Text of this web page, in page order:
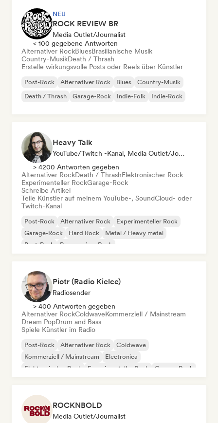
NEU
ROCK REVIEW BR
Media Outlet/Journalist
< 100 gegebene Antworten
Alternativer RockBluesBrasilianische Musik
Country-MusikDeath / Thrash
Erstelle wirkungsvolle Posts oder Reels über Künstler
Post-Rock Alternativer Rock Blues
Country-Musik
Death / Thrash
Garage-Rock Indie-Folk Indie-Rock
Heavy Talk
YouTube/Twitch -Kanal, Media Outlet/Journalist
> 4200 Antworten gegeben
Alternativer RockDeath / ThrashElektronischer Rock
Experimenteller RockGarage-Rock
Schreibe Artikel
Teile Künstler auf meinem YouTube-, SoundCloud- oder
Twitch-Kanal
Post-Rock Alternativer Rock
Experimenteller Rock
Garage-Rock
Hard Rock
Metal / Heavy metal
Post-Punk
Progressiver Rock
Piotr (Radio Kielce)
Radiosender
> 400 Antworten gegeben
Alternativer RockColdwaveKommerziell / Mainstream
Dream PopDrum and Bass
Spiele Künstler im Radio
Post-Rock Alternativer Rock
Coldwave
Kommerziell / Mainstream
Electronica
Elektronischer Rock
Experimenteller Rock Garage-Rock
ROCKNBOLD
Media Outlet/Journalist